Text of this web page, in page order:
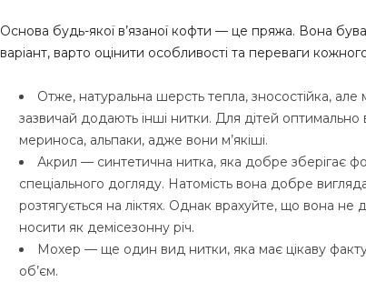
Основа будь-якої в’язаної кофти — це пряжа. Вона
варіант, варто оцінити особливості та переваги
Отже, натуральна шерсть тепла, зносостійка,
зазвичай додають інші нитки. Для дітей оптимально
мериноса, альпаки, адже вони м’якіші.
Акрил — синтетична нитка, яка добре зберігає
спеціального догляду. Натомість вона добре
розтягується на ліктях. Однак врахуйте, що вона не
носити як демісезонну річ.
Мохер — ще один вид нитки, яка має цікаву
об’єм.